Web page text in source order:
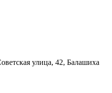
улица, 42, Балашиха